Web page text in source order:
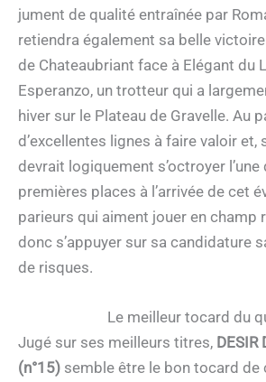
jument de qualité entraînée par
retiendra également sa belle
de Chateaubriant face à Elégant du
Esperanzo, un trotteur qui a
hiver sur le Plateau de Gravelle. Au
d’excellentes lignes à faire valoir et,
devrait logiquement s’octroyer l’une
premières places à l’arrivée de cet
parieurs qui aiment jouer en champ
donc s’appuyer sur sa candidature
de risques.
Le meilleur tocard du
Jugé sur ses meilleurs titres, DESIR
(n°15) semble être le bon tocard de